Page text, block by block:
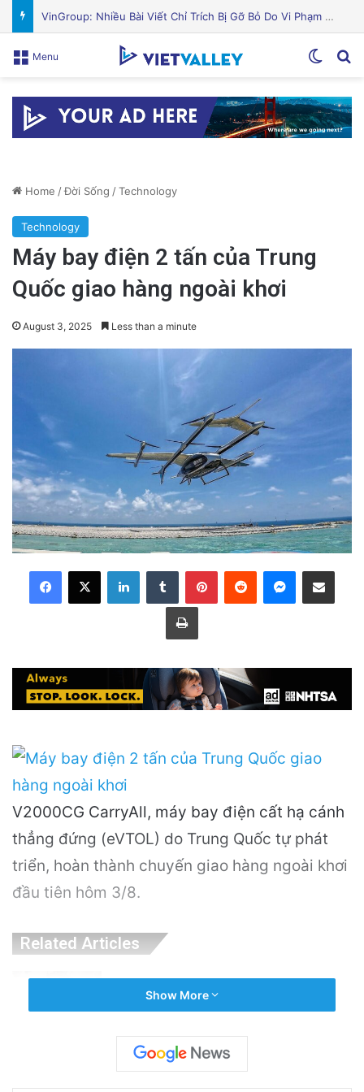
Nguyên Nhân Gây Nổ Tên Lửa Trên Bệ Phóng: Hé Lộ Từ Blue Origin
Menu
Home /Đời Sống /Technology
Technology
Máy bay điện 2 tấn của Trung
Quốc giao hàng ngoài khơi
August 3, 2025 Less than a minute
LinkedInTumblr PinterestReddit Messenger
Share via Email
Print
V2000CG CarryAll, máy bay điện cất hạ cánh
thẳng đứng (eVTOL) do Trung Quốc tự phát
triển, hoàn thành chuyến giao hàng ngoài khơi
đầu tiên hôm 3/8.
Related Articles
Phóng: Hé Lộ Từ Blue Origin
9 hours ago
PGS.TS Hà Đình Đức: Di sản và Hành trình
Show More